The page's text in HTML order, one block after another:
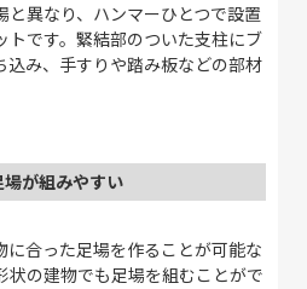
と異なり、ハンマーひとつで設置
トです。緊結部のついた支柱にブ
込み、手すりや踏み板などの部材
が組みやすい
合った足場を作ることが可能な
状の建物でも足場を組むことがで